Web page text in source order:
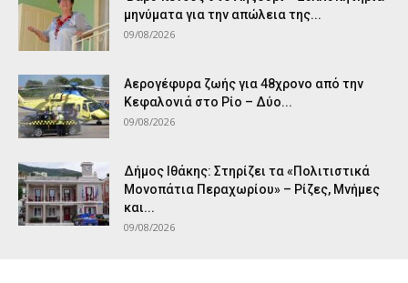
μηνύματα για την απώλεια της...
09/08/2026
Αερογέφυρα ζωής για 48χρονο από την
Κεφαλονιά στο Ρίο – Δύο...
09/08/2026
Δήμος Ιθάκης: Στηρίζει τα «Πολιτιστικά
Μονοπάτια Περαχωρίου» – Ρίζες, Μνήμες
και...
09/08/2026